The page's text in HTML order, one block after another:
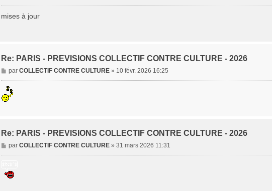
e
s
mises à jour
Re: PARIS - PREVISIONS COLLECTIF CONTRE CULTURE - 2026
M
e
s
s
parCOLLECTIF CONTRE CULTURE » 10 févr. 2026 16:25
Re: PARIS - PREVISIONS COLLECTIF CONTRE CULTURE - 2026
M
e
s
a
parCOLLECTIF CONTRE CULTURE »31 mars 2026 11:31